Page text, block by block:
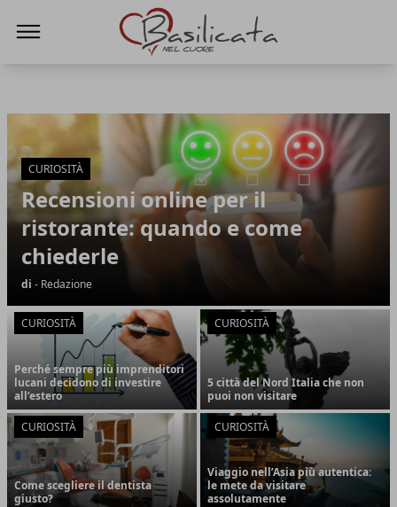
Articoli in Evidenza
CURIOSITÀ
Recensioni online per il
ristorante: quando e come
chiederle
di - Redazione
CURIOSITÀ
Perché sempre più imprenditori
lucani decidono di investire
all’estero
CURIOSITÀ
5 città del Nord Italia che non
puoi non visitare
CURIOSITÀ
Come scegliere il dentista
giusto?
CURIOSITÀ
Viaggio nell’Asia più autentica:
le mete da visitare
assolutamente